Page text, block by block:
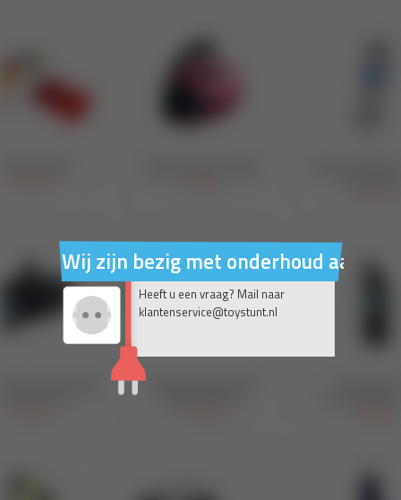
Wij zijn bezig met onderhoud aan
Heeft u een vraag? Mail naar
klantenservice@toystunt.nl